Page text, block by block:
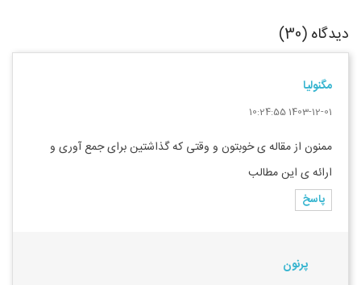
دیدگاه (30)
مگنولیا
1403-12-01 10:24:55
ممنون از مقاله ی خوبتون و وقتی که گذاشتین برای جمع آوری و
ارائه ی این مطالب
پاسخ
پرنون